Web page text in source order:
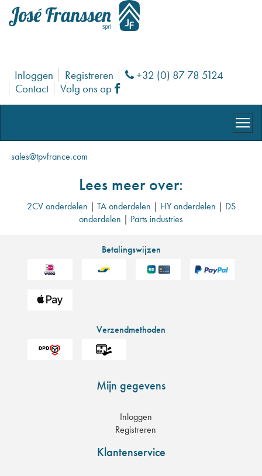
Inloggen Registreren Phone
+32 (0) 87 78 5124
Contact
Volg ons op Facebook
sales@tpvfrance.com
Lees meer over:
2CV onderdelen | TA onderdelen | HY onderdelen | DS
onderdelen | Parts industries
Betalingswijzen
Verzendmethoden
Mijn gegevens
Inloggen
Registreren
Klantenservice